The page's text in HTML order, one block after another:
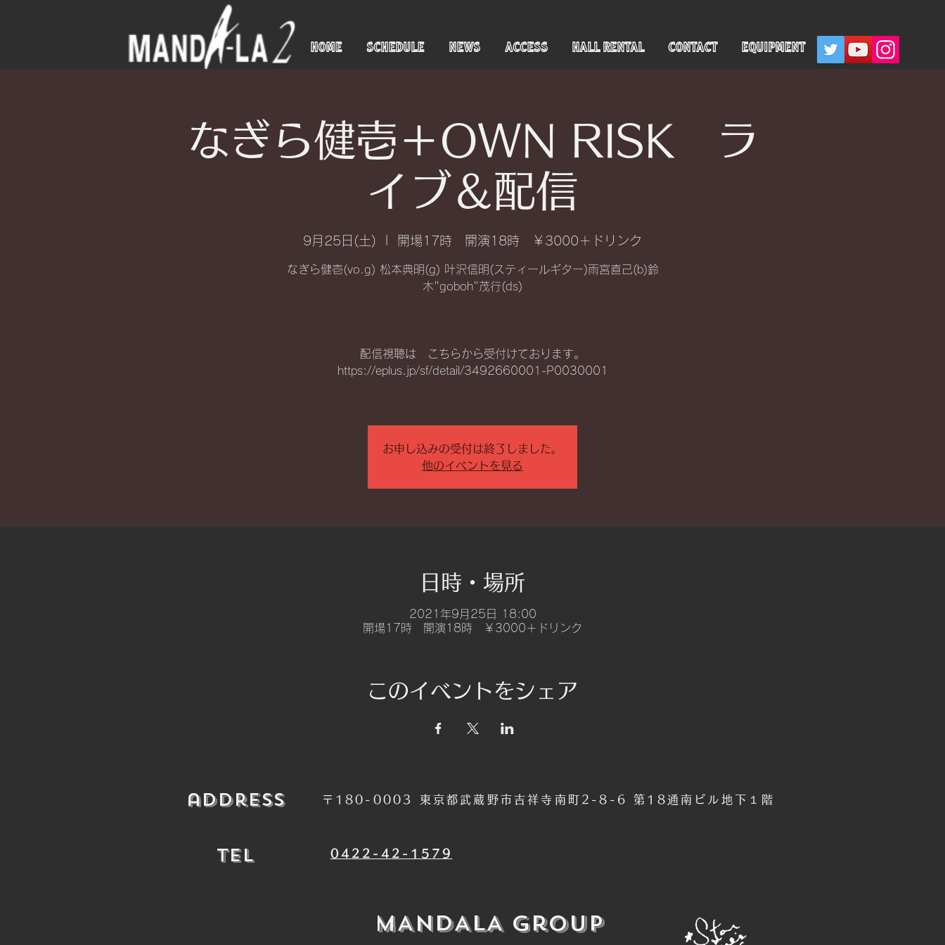
HOME SCHEDULE NEWS ACCESS HALL RENTAL CONTACT EQUIPMENT
なぎら健壱＋OWN RISK ラ
イブ＆配信
9月25日(土) 開場17時 開演18時 ￥3000＋ドリンク
なぎら健壱(vo.g) 松本典明(g) 叶沢信明(スティールギター)雨宮直己(b)鈴
木"goboh"茂行(ds)
配信視聴は こちらから受付けております。
https://eplus.jp/sf/detail/3492660001-P0030001
お申し込みの受付は終了しました。
他のイベントを見る
日時・場所
2021年9月25日 18:00
開場17時 開演18時 ￥3000＋ドリンク
このイベントをシェア
​address 〒180-0003 東京都武蔵野市吉祥寺南町2-8-6 第18通南ビル地下１階
​TEL ​0422-42-1579
​MANDALA Group